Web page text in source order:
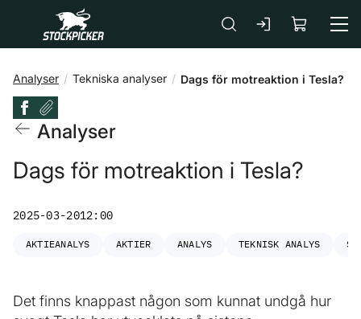
Gå till huvudinnehåll
Analyser Tekniska analyser Dags för motreaktion i Tesla?
Analyser
Dags för motreaktion i Tesla?
2025-03-2012:00
AKTIEANALYS AKTIER ANALYS TEKNISK ANALYS
Det finns knappast någon som kunnat undgå hur